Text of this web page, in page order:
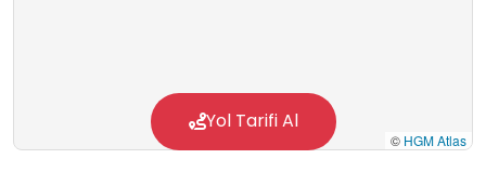
© HGM Atlas
Yol Tarifi Al